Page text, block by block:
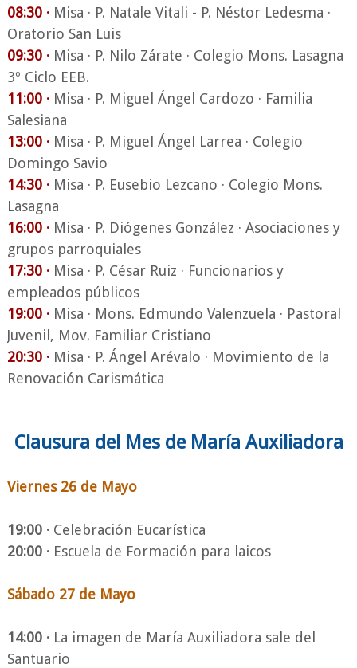
08:30 · Misa · P. Natale Vitali - P. Néstor Ledesma ·
Oratorio San Luis
09:30 · Misa · P. Nilo Zárate · Colegio Mons. Lasagna
3º Ciclo EEB.
11:00 · Misa · P. Miguel Ángel Cardozo · Familia
Salesiana
13:00 · Misa · P. Miguel Ángel Larrea · Colegio
Domingo Savio
14:30 · Misa · P. Eusebio Lezcano · Colegio Mons.
Lasagna
16:00 · Misa · P. Diógenes González · Asociaciones y
grupos parroquiales
17:30 · Misa · P. César Ruiz · Funcionarios y
empleados públicos
19:00 · Misa · Mons. Edmundo Valenzuela · Pastoral
Juvenil, Mov. Familiar Cristiano
20:30 ·Misa · P. Ángel Arévalo · Movimiento de la
Renovación Carismática
Clausura del Mes de María Auxiliadora
Viernes 26 de Mayo
19:00 · Celebración Eucarística
20:00 ·Escuela de Formación para laicos
Sábado 27 de Mayo
14:00 · La imagen de María Auxiliadora sale del
Santuario